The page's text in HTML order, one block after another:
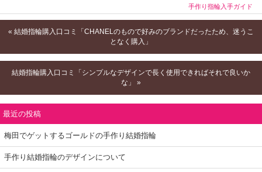
手作り指輪入手ガイド
« 結婚指輪購入口コミ「CHANELのもので好みのブランドだったため、迷うこ
となく購入」
結婚指輪購入口コミ「シンプルなデザインで長く使用できればそれで良いか
な」 »
最近の投稿
梅田でゲットするゴールドの手作り結婚指輪
手作り結婚指輪のデザインについて